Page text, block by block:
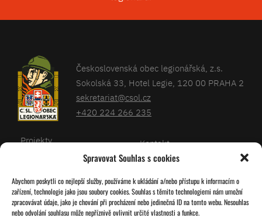
Spravovat Souhlas s cookies
Abychom poskytli co nejlepší služby, používáme k ukládání a/nebo přístupu k informacím o
zařízení, technologie jako jsou soubory cookies. Souhlas s těmito technologiemi nám umožní
zpracovávat údaje, jako je chování při procházení nebo jedinečná ID na tomto webu. Nesouhlas
nebo odvolání souhlasu může nepříznivě ovlivnit určité vlastnosti a funkce.
Československá obec legionářská, z.s.
Sokolská 33, Hotel Legie, 120 00 PRAHA 2
sekretariat@csol.cz
+420 224 266 235
Projekty
Kalendář
O nás
Kontakt
Databáze legionářů
Pro členy
Zásady cookies